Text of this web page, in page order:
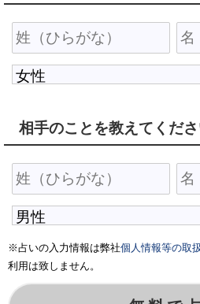
相手のことを教えてくだ
※占いの入力情報は弊社個人情報等の取
利用は致しません。